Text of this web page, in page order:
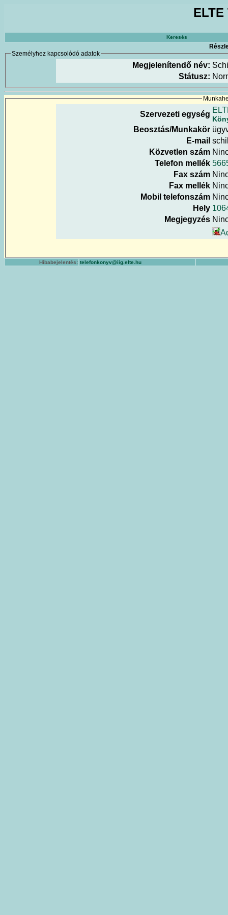
Keresés
Személyhez kapcsolódó adatok
Megjelenítendő név:
Státusz:
Szervezeti egység
Beosztás/Munkakör
E-mail
Közvetlen szám
Telefon mellék
Fax szám
Fax mellék
Mobil telefonszám
Hely
Megjegyzés
Hibabejelentés: telefonkonyv@iig.elte.hu